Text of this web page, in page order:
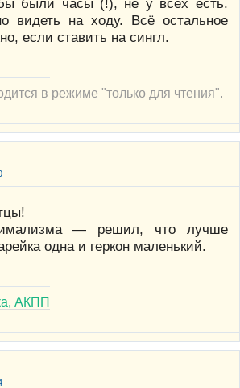
были часы (!), не у всех есть.
видеть на ходу. Всё остальное
если ставить на сингл.
в режиме "только для чтения".
— решил, что лучше
одна и геркон маленький.
АКПП